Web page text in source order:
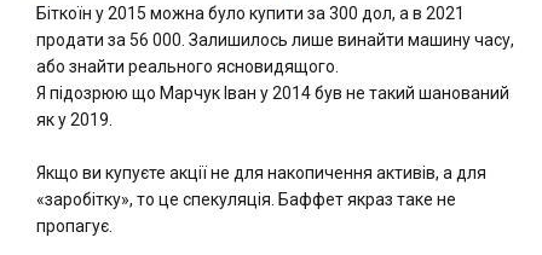
Біткоїн у 2015 можна було купити за 300 дол, а в 2021
продати за 56 000. Залишилось лише винайти машину часу,
або знайти реального ясновидящого.
Я підозрюю що Марчук Іван у 2014 був не такий шанований
як у 2019.
Якщо ви купуєте акції не для накопичення активів, а для
«заробітку», то це спекуляція. Баффет якраз таке не
пропагує.